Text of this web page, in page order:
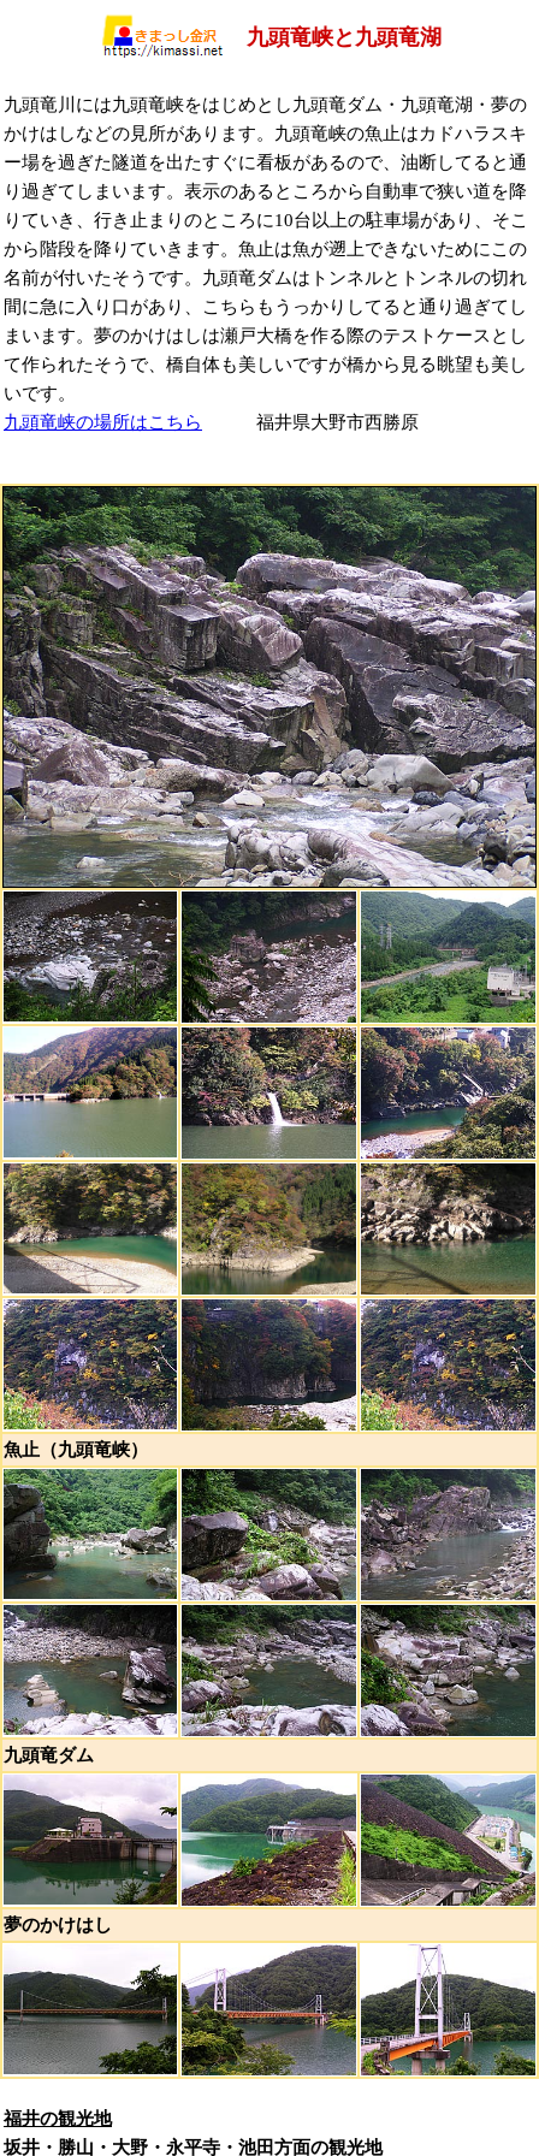
九頭竜峡と九頭竜湖
九頭竜川には九頭竜峡をはじめとし九頭竜ダム・九頭竜湖・夢の
かけはしなどの見所があります。九頭竜峡の魚止はカドハラスキ
ー場を過ぎた隧道を出たすぐに看板があるので、油断してると通
り過ぎてしまいます。表示のあるところから自動車で狭い道を降
りていき、行き止まりのところに10台以上の駐車場があり、そこ
から階段を降りていきます。魚止は魚が遡上できないためにこの
名前が付いたそうです。九頭竜ダムはトンネルとトンネルの切れ
間に急に入り口があり、こちらもうっかりしてると通り過ぎてし
まいます。夢のかけはしは瀬戸大橋を作る際のテストケースとし
て作られたそうで、橋自体も美しいですが橋から見る眺望も美し
いです。
九頭竜峡の場所はこちら
福井県大野市西勝原
魚止（九頭竜峡）
九頭竜ダム
夢のかけはし
福井の観光地
坂井・勝山・大野・永平寺・池田方面の観光地